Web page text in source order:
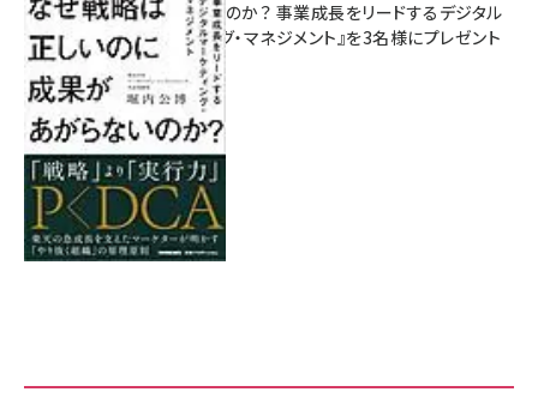
があがらないのか？ 事業成長をリードするデジタル
マーケティング・マネジメント』を3名様にプレゼント
8月7日 10:00